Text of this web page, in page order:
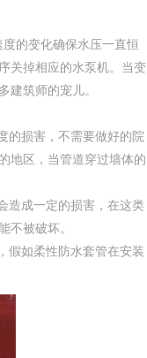
的变化确保水压一直恒
关掉相应的水泵机。当变
建筑师的宠儿。
损害，不需要做好的院
地区，当管道穿过墙体的
成一定的损害，在这类
不被破坏。
如柔性防水套管在安装